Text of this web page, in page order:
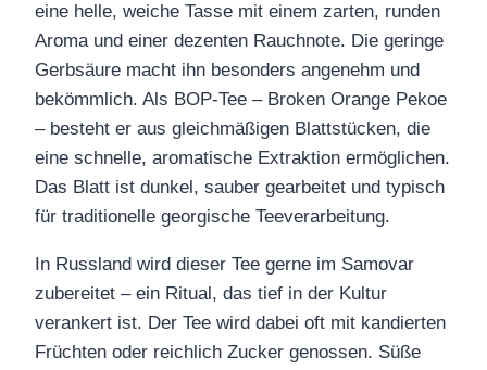
eine helle, weiche Tasse mit einem zarten, runden
Aroma und einer dezenten Rauchnote. Die geringe
Gerbsäure macht ihn besonders angenehm und
bekömmlich. Als BOP‑Tee – Broken Orange Pekoe
– besteht er aus gleichmäßigen Blattstücken, die
eine schnelle, aromatische Extraktion ermöglichen.
Das Blatt ist dunkel, sauber gearbeitet und typisch
für traditionelle georgische Teeverarbeitung.
In Russland wird dieser Tee gerne im Samovar
zubereitet – ein Ritual, das tief in der Kultur
verankert ist. Der Tee wird dabei oft mit kandierten
Früchten oder reichlich Zucker genossen. Süße